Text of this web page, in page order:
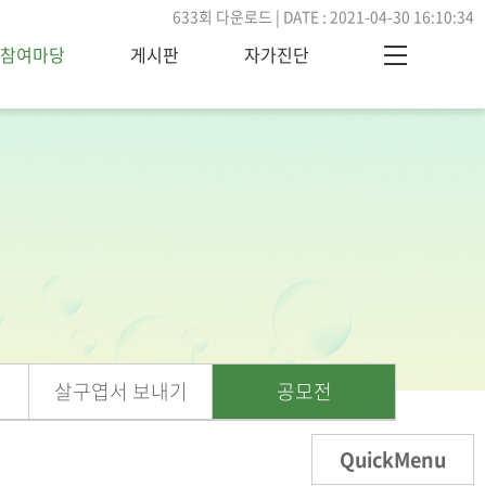
참여마당 게시판 자가진단
살구엽서 보내기 공모전
633회 다운로드 | DATE : 2021-04-30 16:10:34
QuickMenu